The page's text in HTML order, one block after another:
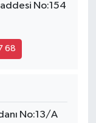
No:154
68
No:13/A